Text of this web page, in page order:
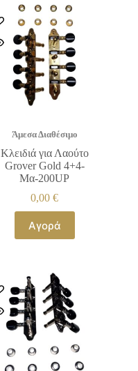
Άμεσα Διαθέσιμο
Κλειδιά για Λαούτο
Grover Gold 4+4-
Μα-200UP
0,00€
Αγορά